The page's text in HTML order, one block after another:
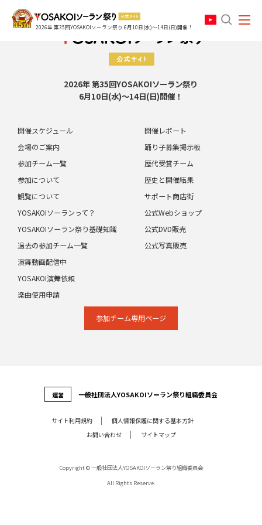
2026年 第35回YOSAKOIソーラン祭り 6月10日(水)～14日(日)開催！
search
2026年 第35回YOSAKOIソーラン祭り
6月10日(水)～14日(日)開催！
開催スケジュール
会場のご案内
参加チーム一覧
参加について
観覧について
開催レポート
踊り子募集掲示板
歴代受賞チーム
歴史と開催結果
サポート商店街
YOSAKOIソーランって？
YOSAKOIソーラン祭り基礎知識
過去の参加チーム一覧
演舞動画配信中
公式Webショップ
公式DVD販売
公式写真販売
YOSAKOI演舞依頼
楽曲使用申請
参加チーム専⽤ページ
運営 ⼀般社団法⼈YOSAKOIソーラン祭り組織委員会
サイト利⽤規約
個⼈情報保護に関する基本⽅針
お問い合わせ
サイトマップ
Copyright © 一般社団法人YOSAKOIソーラン祭り組織委員会
All Rights Reserve.